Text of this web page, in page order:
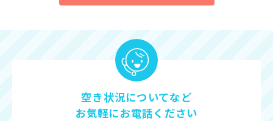
空き状況についてなど
お気軽にお電話ください